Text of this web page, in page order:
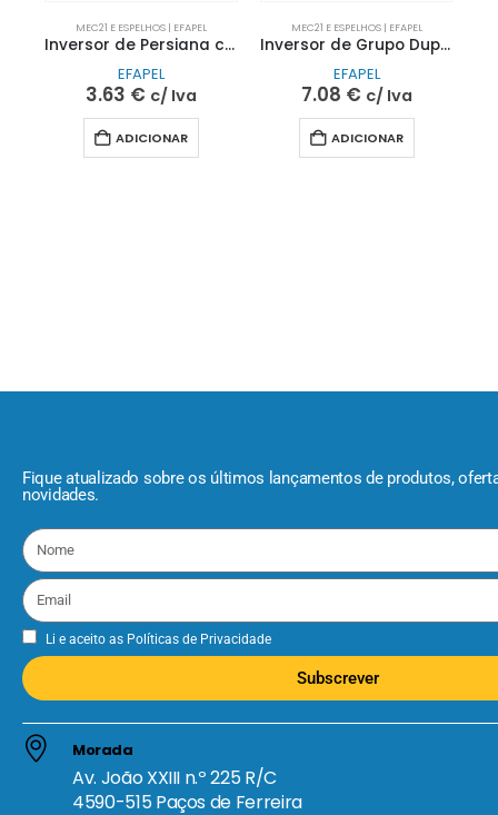
MEC21 E ESPELHOS | EFAPEL
Inversor de Persiana com Encravamento Mecânico 21291 | EFAPEL
EFAPEL
3.63 € c/ Iva
ADICIONAR
MEC21 E ESPELHOS | EFAPEL
Inversor de Grupo Duplo 21204 | EFAPEL
EFAPEL
7.08 € c/ Iva
ADICIONAR
Fique atualizado sobre os últimos lançamentos de produtos,
novidades.
Li e aceito as Políticas de Privacidade
Subscrever
Morada
Av. João XXIII n.º 225 R/C
4590-515 Paços de Ferreira